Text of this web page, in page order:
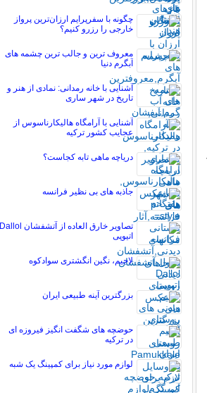
چگونه با سفرپرایم ارزان‌ترین پرواز
خارجی را رزرو کنیم؟
معروف ترین و جالب ترین چشمه های
آبگرم دنیا
آشنایی با خانه رمدانی: نمادی از هنر و
تاریخ در شهر ساری
آشنایی با آرامگاه هالیکارناسوس از
عجایب کشور ترکیه
دریاچه ماهی تابه کجاست؟
جاذبه های بی نظیر فرانسه
تصاویر خارق العاده از آتشفشان Dallol
اتیوپی
لاجیم، نگین انگشتری سوادکوه
بزرگترین آینه طبیعی ایران
حوضچه های شگفت انگیز فیروزه ای
در ترکیه
لوازم مورد نیاز برای کمپینگ یک شبه